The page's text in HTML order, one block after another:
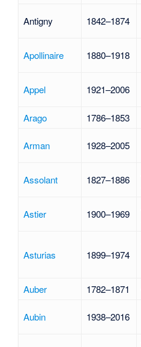
Antigny 1842–1874
Apollinaire 1880–1918
Appel 1921–2006
Arago
1786–1853
Arman 1928–2005
Assolant 1827–1886
Astier 1900–1969
Asturias 1899–1974
Auber 1782–1871
Aubin 1938–2016